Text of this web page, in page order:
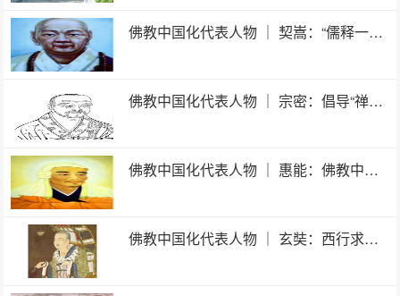
佛教中国化代表人物 ｜ 契嵩：“儒释一贯” 融合三教
佛教中国化代表人物 ｜ 宗密：倡导“禅教一致”“和会儒道”
佛教中国化代表人物 ｜ 惠能：佛教中国化的“改革家”
佛教中国化代表人物 ｜ 玄奘：西行求法传千载 译经创宗开新局